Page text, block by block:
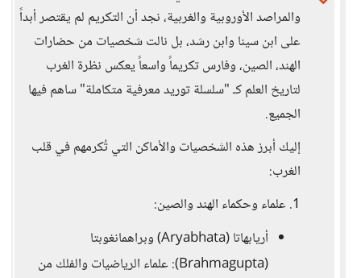
والمراصد الأوروبية والغربية، نجد أن التكريم لم يقتصر أبداً
على ابن سينا وابن رشد، بل نالت شخصيات من حضارات
الهند، الصين، وفارس تكريماً واسعاً يعكس نظرة الغرب
لتاريخ العلم كـ "سلسلة توريد معرفية متكاملة" ساهم فيها
الجميع.
إليك أبرز هذه الشخصيات والأماكن التي تُكرمهم في قلب
الغرب:
1. علماء وحكماء الهند والصين:
أريابهاتا (Aryabhata) وبراهمانغوبتا
(Brahmagupta): علماء الرياضيات والفلك من